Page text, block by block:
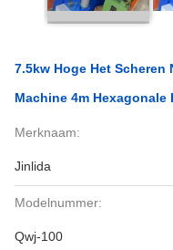
7.5kw Hoge Het
Machine 4m Hexagonale
Merknaam:
Jinlida
Modelnummer:
Qwj-100